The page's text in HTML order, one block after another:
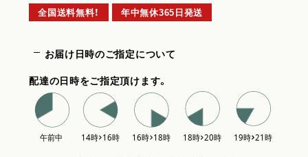
全国送料無料！ 年中無休365日発送
お届け日時のご指定について
配達の日時をご指定頂けます。